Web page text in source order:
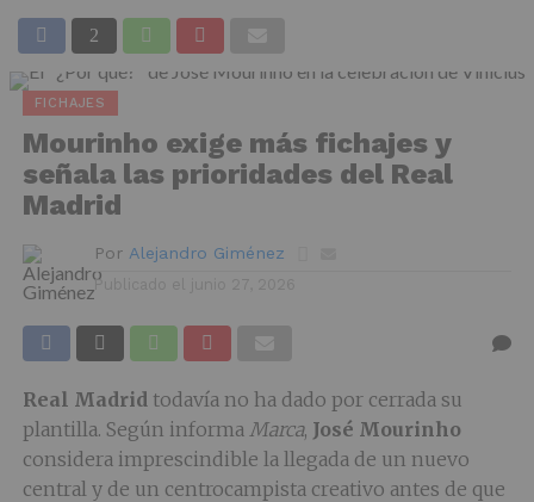
FICHAJES
Mourinho exige más fichajes y
señala las prioridades del Real
Madrid
Por Alejandro Giménez
Publicado el
Real Madridtodavía no ha dado por cerrada su
plantilla. Según informa Marca, José Mourinho
considera imprescindible la llegada de un nuevo
central y de un centrocampista creativo antes de que